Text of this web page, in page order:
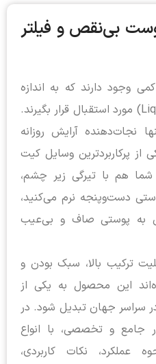
بی‌نقص و فیلتر
وجود دارند که به اندازه
کانسیلر مایع (Liquid Concealer) مورد استقبال قرار بگیرند.
نجات‌دهنده آرایش روزانه
از پرکاربردترین وسایل کیت
شما هم با تیرگی زیر چشم،
دست‌وپنجه نرم می‌کنید،
به پوستی صاف و بی‌عیب
ترکیب بالا، سبک بودن و
این محصول به یکی از
سراسر جهان تبدیل شود. در
جامع و تخصصی، با انواع
عملکرد، نکات کاربردی،